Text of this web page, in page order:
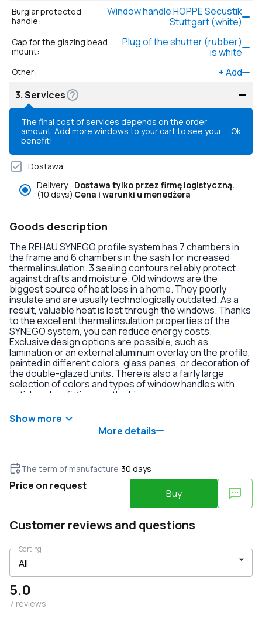
Burglar protected
handle:
Window handle HOPPE Secustik
Stuttgart (white)
Cap for the glazing bead
mount:
Plug of the shutter (rubber)
is white
Other: +Add
3.Services
The final cost of services depends on the order
amount. Add more windows to your cart to see your
benefit!
Ok
Dostawa
Delivery
(10 days)
Dostawa tylko przez firmę logistyczną.
Cena i warunki u menedżera
Goods description
The REHAU SYNEGO profile system has 7 chambers in
the frame and 6 chambers in the sash for increased
thermal insulation. 3 sealing contours reliably protect
against drafts and moisture. Old windows are the
biggest source of heat loss in a home. They poorly
insulate and are usually technologically outdated. As a
result, valuable heat is lost through the windows. Thanks
to the excellent thermal insulation properties of the
SYNEGO system, you can reduce energy costs.
Exclusive design options are possible, such as
lamination or an external aluminum overlay on the profile,
painted in different colors, glass panes, or decoration of
the double-glazed units. There is also a fairly large
selection of colors and types of window handles with
anti-burglary fittings on the hinges.
Show more
More details
The term of manufacture:30 days
Price on request
Buy
Customer reviews and questions
5.0
7 reviews
Sorting